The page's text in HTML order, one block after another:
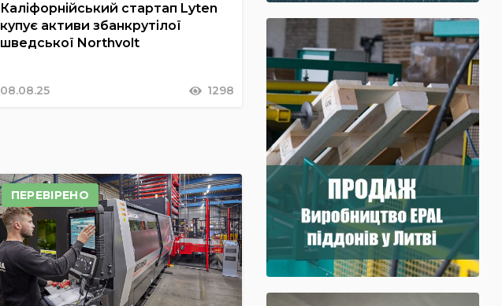
Каліфорнійський стартап Lyten
купує активи збанкрутілої
шведської Northvolt
08.08.25 1298
ПЕРЕВІРЕНО